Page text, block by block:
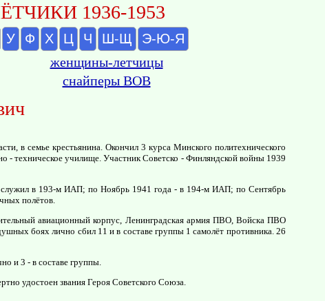
1936-1953
У Ф Х Ц Ч Ш-Щ
Э-Ю-Я
женщины-летчицы
снайперы ВОВ
в семье крестьянина. Окончил 3 курса Минского политехнического
- техническое училище. Участник Советско - Финляндской войны 1939
в 193-м ИАП; по Ноябрь 1941 года - в 194-м ИАП; по Сентябрь
полётов.
авиационный корпус, Ленинградская армия ПВО, Войска ПВО
боях лично сбил 11 и в составе группы 1 самолёт противника. 26
и 3 - в составе группы.
удостоен звания Героя Советского Союза.